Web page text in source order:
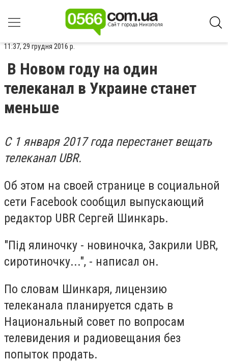
11:37, 29 грудня 2016 р.
В Новом году на один
телеканал в Украине станет
меньше
С 1 января 2017 года перестанет вещать
телеканал UBR.
Об этом на своей странице в социальной
сети Facebook сообщил выпускающий
редактор UBR Сергей Шинкарь.
"Під ялиночку - новиночка, Закрили UBR,
сиротиночку...", - написал он.
По словам Шинкаря, лицензию
телеканала планируется сдать в
Национальный совет по вопросам
телевидения и радиовещания без
попыток продать.